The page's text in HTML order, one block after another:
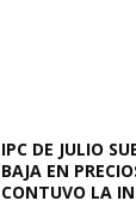
IPC DE JULIO
BAJA EN
CONTUVO LA